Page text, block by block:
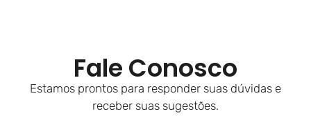
Fale Conosco
Estamos prontos para responder suas dúvidas e
receber suas sugestões.